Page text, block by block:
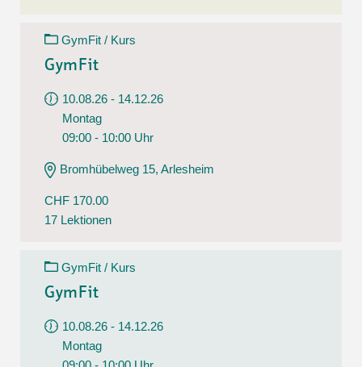
GymFit / Kurs
GymFit
10.08.26 - 14.12.26
Montag
09:00 - 10:00 Uhr
Bromhübelweg 15, Arlesheim
CHF 170.00
17 Lektionen
GymFit / Kurs
GymFit
10.08.26 - 14.12.26
Montag